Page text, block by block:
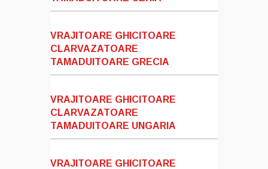
VRAJITOARE GHICITOARE
CLARVAZATOARE
TAMADUITOARE GRECIA
VRAJITOARE GHICITOARE
CLARVAZATOARE
TAMADUITOARE UNGARIA
VRAJITOARE GHICITOARE